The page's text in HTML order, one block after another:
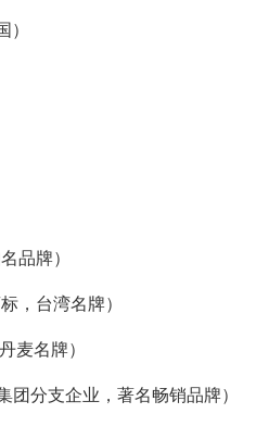
品牌）
，台湾名牌）
麦名牌）
团分支企业，著名畅销品牌）